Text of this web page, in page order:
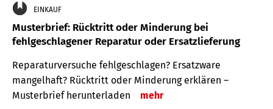
EINKAUF
Musterbrief: Rücktritt oder Minderung bei
fehlgeschlagener Reparatur oder Ersatzlieferung
Reparaturversuche fehlgeschlagen? Ersatzware
mangelhaft? Rücktritt oder Minderung erklären –
Musterbrief herunterladen
mehr